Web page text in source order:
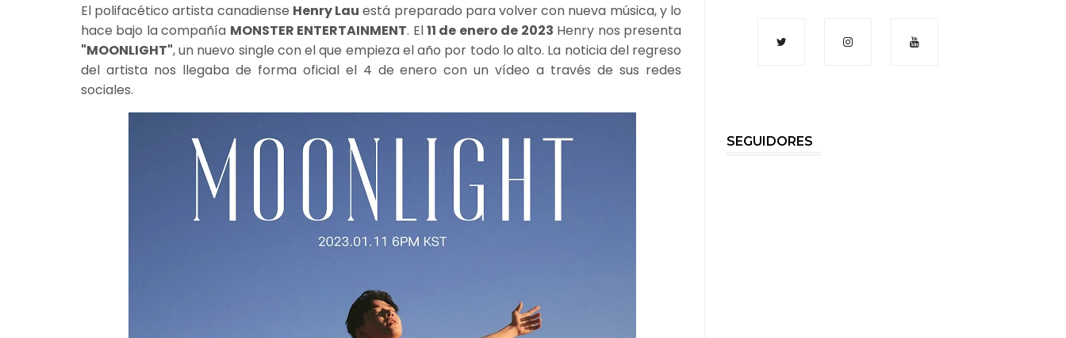
El polifacético artista canadiense Henry Lau está preparado para volver con nueva música, y lo
hace bajo la compañía MONSTER ENTERTAINMENT. El11 de enero de 2023 Henry nos presenta
"MOONLIGHT", un nuevo single con el que empieza el año por todo lo alto. La noticia del regreso
del artista nos llegaba de forma oficial el 4 de enero con un vídeo a través de sus redes
sociales.
SEGUIDORES